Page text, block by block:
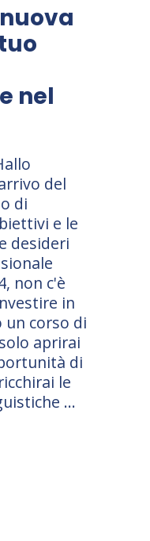
nel
del
di
e le
desideri
non c'è
in
corso di
aprirai
di
le